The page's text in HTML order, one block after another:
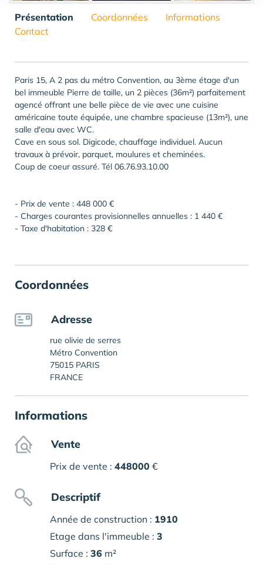
Présentation Coordonnées
Informations
Contact
Paris 15, A 2 pas du métro Convention, au 3ème étage d'un
bel immeuble Pierre de taille, un 2 pièces (36m²) parfaitement
agencé offrant une belle pièce de vie avec une cuisine
américaine toute équipée, une chambre spacieuse (13m²), une
salle d'eau avec WC.
Cave en sous sol. Digicode, chauffage individuel. Aucun
travaux à prévoir, parquet, moulures et cheminées.
Coup de coeur assuré. Tél 06.76.93.10.00
- Prix de vente : 448 000 €
- Charges courantes provisionnelles annuelles : 1 440 €
- Taxe d'habitation : 328 €
Coordonnées
Adresse
rue olivie de serres
Métro Convention
75015 PARIS
FRANCE
Informations
Vente
Prix de vente : 448000 €
Descriptif
Année de construction : 1910
Etage dans l'immeuble : 3
Surface : 36 m²